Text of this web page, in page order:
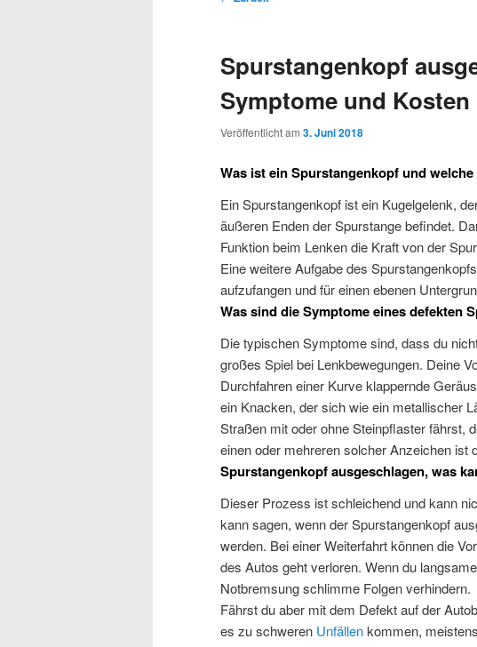
Spurstangenkopf
Symptome und Kosten
Veröffentlicht am 3. Juni 2018
Was ist ein Spurstangenkopf und
Ein Spurstangenkopf ist ein Kugelgelenk,
äußeren Enden der Spurstange befindet.
Funktion beim Lenken die Kraft von der
Eine weitere Aufgabe des
aufzufangen und für einen ebenen
Was sind die Symptome eines defekten
Die typischen Symptome sind, dass du
großes Spiel bei Lenkbewegungen. Deine
Durchfahren einer Kurve klappernde
ein Knacken, der sich wie ein metallischer
Straßen mit oder ohne Steinpflaster fährst,
einen oder mehreren solcher Anzeichen ist
Spurstangenkopf ausgeschlagen, was
Dieser Prozess ist schleichend und kann
kann sagen, wenn der Spurstangenkopf
werden. Bei einer Weiterfahrt können die
des Autos geht verloren. Wenn du
Notbremsung schlimme Folgen verhindern.
Fährst du aber mit dem Defekt auf der
es zu schweren Unfällenkommen,